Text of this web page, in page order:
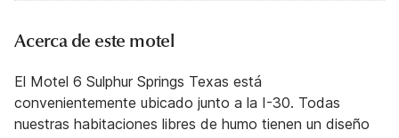
Acerca de este motel
El Motel 6 Sulphur Springs Texas está
convenientemente ubicado junto a la I-30. Todas
nuestras habitaciones libres de humo tienen un diseño